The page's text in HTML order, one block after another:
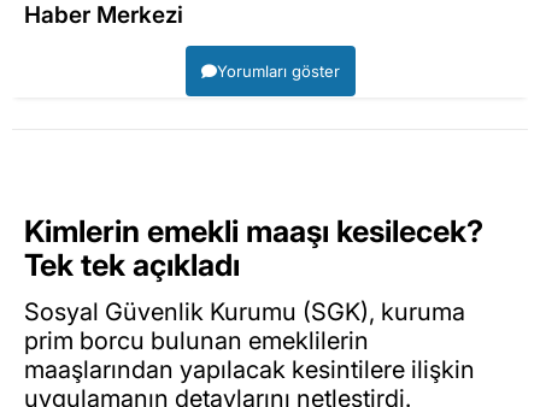
Haber Merkezi
Yorumları göster
Kimlerin emekli maaşı kesilecek?
Tek tek açıkladı
Sosyal Güvenlik Kurumu (SGK), kuruma
prim borcu bulunan emeklilerin
maaşlarından yapılacak kesintilere ilişkin
uygulamanın detaylarını netleştirdi.